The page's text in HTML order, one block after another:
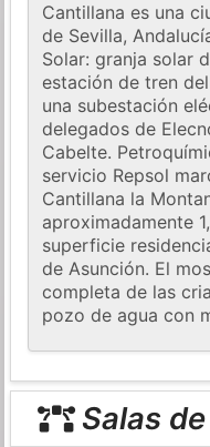
Cantillana es una
de Sevilla,
Solar: granja solar
estación de tren
una subestación
delegados de
Cabelte.
servicio Repsol
Cantillana la
aproximadamente
superficie
de Asunción. El
completa de las
pozo de agua con
Salas